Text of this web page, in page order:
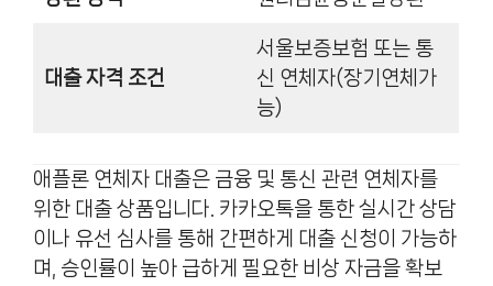
대출 자격 조건
서울보증보험 또는 통
신 연체자(장기연체가
능)
애플론 연체자 대출은 금융 및 통신 관련 연체자를
위한 대출 상품입니다. 카카오톡을 통한 실시간 상담
이나 유선 심사를 통해 간편하게 대출 신청이 가능하
며, 승인률이 높아 급하게 필요한 비상 자금을 확보